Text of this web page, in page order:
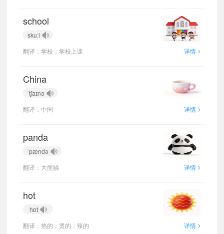
school
skuːl
翻译：学校；学校上课
详情 >
China
ˈtʃaɪnə
翻译：中国
详情 >
panda
ˈpændə
翻译：大熊猫
详情 >
hot
hɒt
翻译：热的；烫的；辣的
详情 >